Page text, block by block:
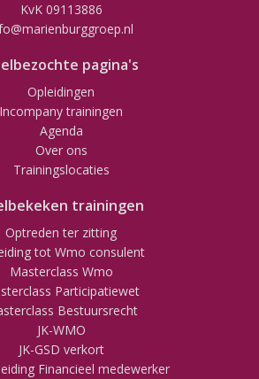
KvK 09113886
pagina's
Opleidingen
Incompany trainingen
Agenda
Over ons
Trainingslocaties
trainingen
Optreden ter zitting
tot Wmo consulent
Masterclass Wmo
Participatiewet
Bestuursrecht
JK-WMO
JK-GSD verkort
Financieel medewerker